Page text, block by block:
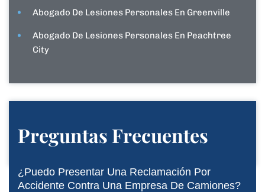
Abogado De Lesiones Personales En Greenville
Abogado De Lesiones Personales En Peachtree
City
Preguntas Frecuentes
¿Puedo Presentar Una Reclamación Por
Accidente Contra Una Empresa De Camiones?